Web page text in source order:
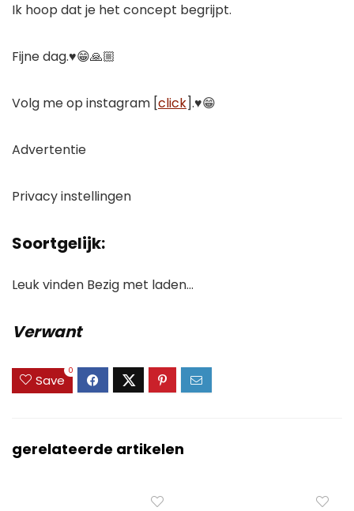
Ik hoop dat je het concept begrijpt.
Fijne dag.♥️😁🙏🏼
Volg me op instagram [click].♥️😁
Advertentie
Privacy instellingen
Soortgelijk:
Leuk vinden Bezig met laden…
Verwant
Save
0
gerelateerde artikelen